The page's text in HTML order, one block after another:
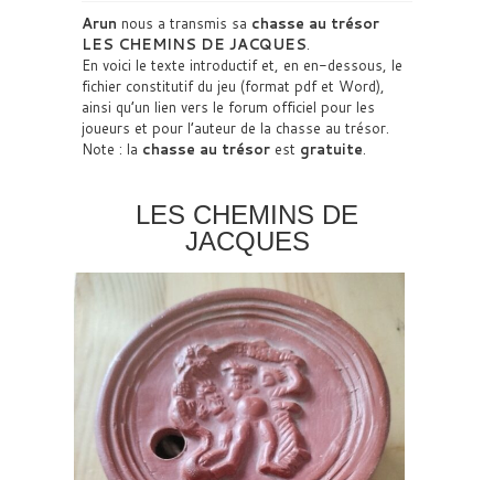
Arun nous a transmis sa chasse au trésor
LES CHEMINS DE JACQUES.
En voici le texte introductif et, en en-dessous, le
fichier constitutif du jeu (format pdf et Word),
ainsi qu’un lien vers le forum officiel pour les
joueurs et pour l’auteur de la chasse au trésor.
Note : la chasse au trésor est gratuite.
LES CHEMINS DE
JACQUES